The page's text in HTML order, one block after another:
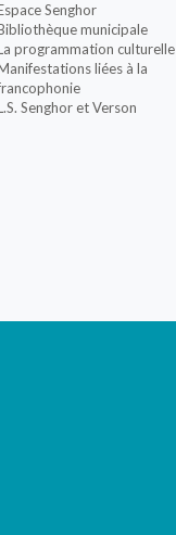
Senghor
municipale
programmation culturelle
liées à la
Senghor et Verson